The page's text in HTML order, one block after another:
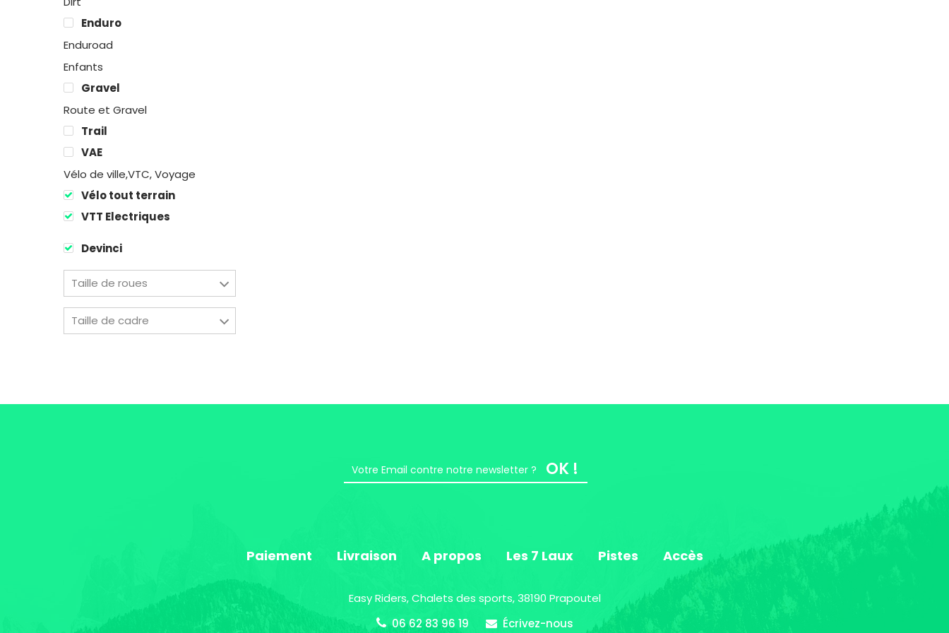
Enduro
Enduroad
Enfants
Gravel
Route et Gravel
Trail
VAE
Vélo de ville,VTC, Voyage
Vélo tout terrain
VTT Electriques
Devinci
Taille de roues
Taille de cadre
OK !
Paiement Livraison A propos Les 7 Laux Pistes Accès
Easy Riders, Chalets des sports, 38190 Prapoutel
06 62 83 96 19
Écrivez-nous